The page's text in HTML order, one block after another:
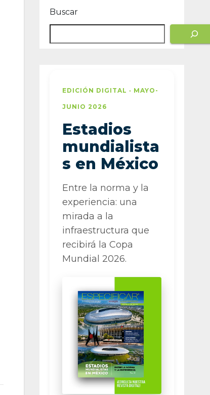
Buscar
EDICIÓN DIGITAL · MAYO-
JUNIO 2026
Estadios
mundialista
s en México
Entre la norma y la
experiencia: una
mirada a la
infraestructura que
recibirá la Copa
Mundial 2026.